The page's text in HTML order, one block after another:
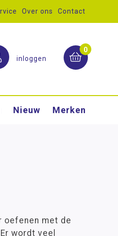
Over ons Contact
inloggen
0
Nieuw Merken
oefenen met de
wordt veel